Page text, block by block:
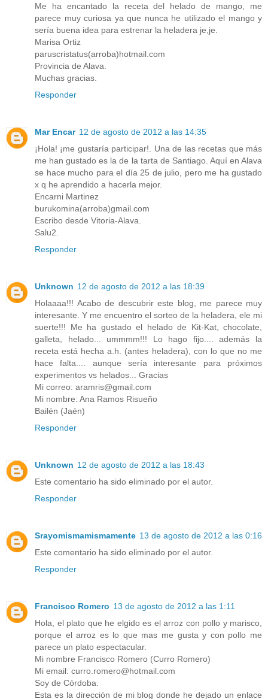
Me ha encantado la receta del helado de mango, me
parece muy curiosa ya que nunca he utilizado el mango y
sería buena idea para estrenar la heladera je,je.
Marisa Ortiz
paruscristatus(arroba)hotmail.com
Provincia de Alava.
Muchas gracias.
Responder
Mar Encar 12 de agosto de 2012 a las 14:35
¡Hola! ¡me gustaría participar!. Una de las recetas que más
me han gustado es la de la tarta de Santiago. Aquí en Alava
se hace mucho para el día 25 de julio, pero me ha gustado
x q he aprendido a hacerla mejor.
Encarni Martinez
burukomina(arroba)gmail.com
Escribo desde Vitoria-Alava.
Salu2.
Responder
Unknown 12 de agosto de 2012 a las 18:39
Holaaaa!!! Acabo de descubrir este blog, me parece muy
interesante. Y me encuentro el sorteo de la heladera, ele mi
suerte!!! Me ha gustado el helado de Kit-Kat, chocolate,
galleta, helado... ummmm!!! Lo hago fijo.... además la
receta está hecha a.h. (antes heladera), con lo que no me
hace falta.... aunque sería interesante para próximos
experimentos vs helados... Gracias
Mi correo: aramris@gmail.com
Mi nombre: Ana Ramos Risueño
Bailén (Jaén)
Responder
Unknown 12 de agosto de 2012 a las 18:43
Este comentario ha sido eliminado por el autor.
Responder
Srayomismamismamente 13 de agosto de 2012 a las 0:16
Este comentario ha sido eliminado por el autor.
Responder
Francisco Romero 13 de agosto de 2012 a las 1:11
Hola, el plato que he elgido es el arroz con pollo y marisco,
porque el arroz es lo que mas me gusta y con pollo me
parece un plato espectacular.
Mi nombre Francisco Romero (Curro Romero)
Mi email: curro.romero@hotmail.com
Soy de Córdoba.
Esta es la dirección de mi blog donde he dejado un enlace